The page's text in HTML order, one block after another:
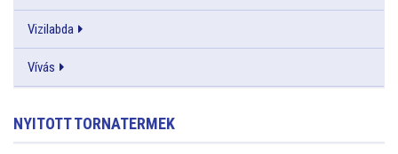
Vizilabda
Vívás
NYITOTT TORNATERMEK